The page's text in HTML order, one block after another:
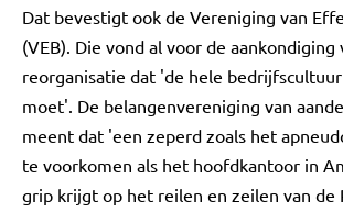
Dat bevestigt ook de Vereniging van
(VEB). Die vond al voor de aankondiging
reorganisatie dat 'de hele
moet'. De belangenvereniging van
meent dat 'een zeperd zoals het
te voorkomen als het hoofdkantoor in
grip krijgt op het reilen en zeilen van de